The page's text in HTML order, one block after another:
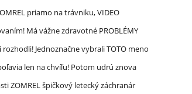
priamo na trávniku, VIDEO
Má vážne zdravotné PROBLÉMY
rozhodli! Jednoznačne vybrali TOTO meno
len na chvíľu! Potom udrú znova
ZOMREL špičkový letecký záchranár